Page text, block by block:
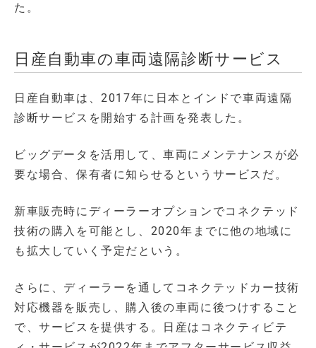
た。
日産自動車の車両遠隔診断サービス
日産自動車は、2017年に日本とインドで車両遠隔
診断サービスを開始する計画を発表した。
ビッグデータを活用して、車両にメンテナンスが必
要な場合、保有者に知らせるというサービスだ。
新車販売時にディーラーオプションでコネクテッド
技術の購入を可能とし、2020年までに他の地域に
も拡大していく予定だという。
さらに、ディーラーを通してコネクテッドカー技術
対応機器を販売し、購入後の車両に後つけすること
で、サービスを提供する。日産はコネクティビテ